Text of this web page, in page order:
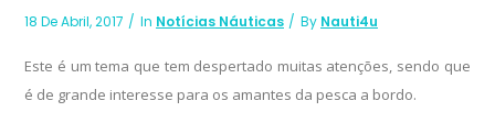
18 De Abril, 2017 In Notícias Náuticas By Nauti4u
Este é um tema que tem despertado muitas atenções, sendo que
é de grande interesse para os amantes da pesca a bordo.